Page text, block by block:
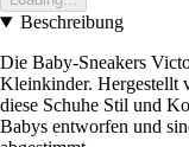
Beschreibung
Die Baby-Sneakers
Kleinkinder. Hergestellt
diese Schuhe Stil und
Babys entworfen und